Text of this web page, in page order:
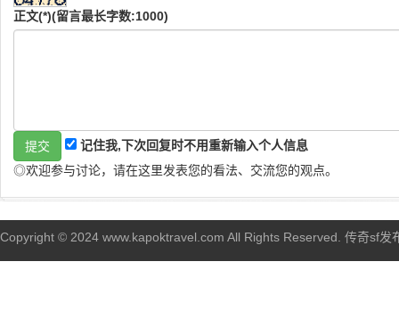
正文(*)(留言最长字数:1000)
记住我,下次回复时不用重新输入个人信息
◎欢迎参与讨论，请在这里发表您的看法、交流您的观点。
Copyright © 2024 www.kapoktravel.com All Rights Reserved. 传奇sf发